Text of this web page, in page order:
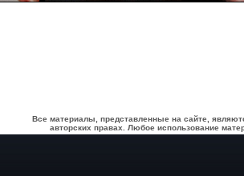
Все материалы, представленные на сайте,
авторских правах. Любое использование